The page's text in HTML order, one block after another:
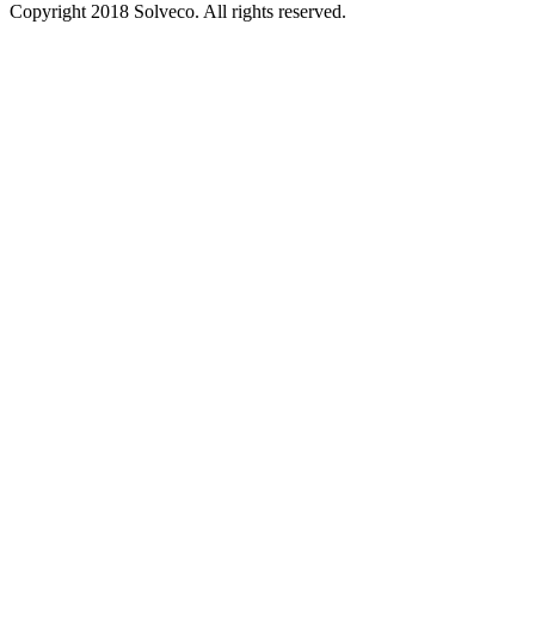
Copyright 2018 Solveco. All rights reserved.